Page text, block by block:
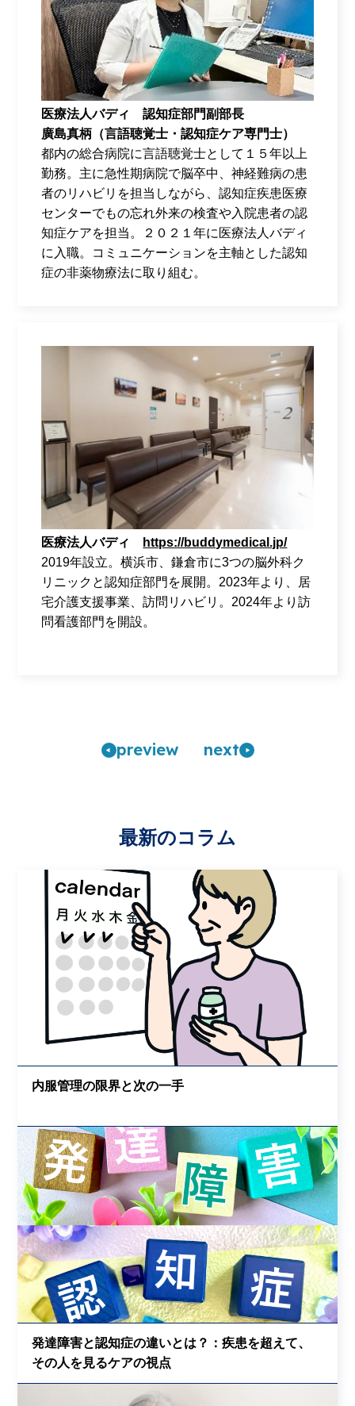
医療法人バディ 認知症部門副部長
廣島真柄（言語聴覚士・認知症ケア専門士）
都内の総合病院に言語聴覚士として１５年以上
勤務。主に急性期病院で脳卒中、神経難病の患
者のリハビリを担当しながら、認知症疾患医療
センターでもの忘れ外来の検査や入院患者の認
知症ケアを担当。２０２１年に医療法人バディ
に入職。コミュニケーションを主軸とした認知
症の非薬物療法に取り組む。
医療法人バディ
https://buddymedical.jp/
2019年設立。横浜市、鎌倉市に3つの脳外科ク
リニックと認知症部門を展開。2023年より、居
宅介護支援事業、訪問リハビリ。2024年より訪
問看護部門を開設。
preview next
最新のコラム
内服管理の限界と次の一手
発達障害と認知症の違いとは？：疾患を超えて、
その人を見るケアの視点